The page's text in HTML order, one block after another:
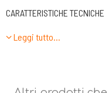
CARATTERISTICHE TECNICHE
traspirante. Il giusto
realizzata nel logo che
Leggi tutto…